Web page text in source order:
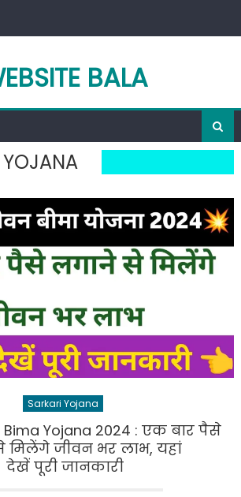
BALA
YOJANA
Sarkari Yojana
Bima Yojana 2024 : एक बार पैसे
मिलेंगे जीवन भर लाभ, यहां
देखें पूरी जानकारी